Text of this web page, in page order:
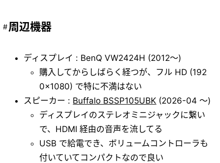
周辺機器
ディスプレイ : BenQ VW2424H (2012～)
購入してからしばらく経つが、フル HD (192
0x1080) で特に不満はない
スピーカー : Buffalo BSSP105UBK (2026-04 ～)
ディスプレイのステレオミニジャックに繋い
で、HDMI 経由の音声を流してる
USB で給電でき、ボリュームコントローラも
付いていてコンパクトなので良い